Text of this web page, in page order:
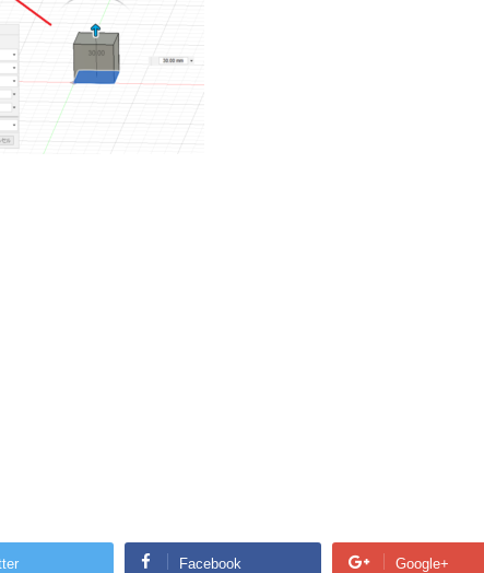
Facebook Google+